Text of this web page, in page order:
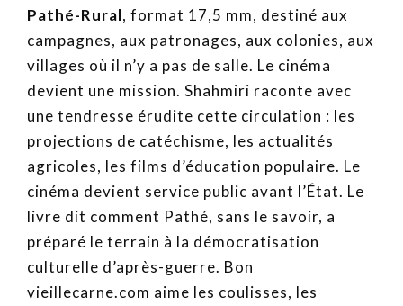
Pathé-Rural, format 17,5 mm, destiné aux
campagnes, aux patronages, aux colonies, aux
villages où il n’y a pas de salle. Le cinéma
devient une mission. Shahmiri raconte avec
une tendresse érudite cette circulation : les
projections de catéchisme, les actualités
agricoles, les films d’éducation populaire. Le
cinéma devient service public avant l’État. Le
livre dit comment Pathé, sans le savoir, a
préparé le terrain à la démocratisation
culturelle d’après-guerre. Bon
vieillecarne.com aime les coulisses, les